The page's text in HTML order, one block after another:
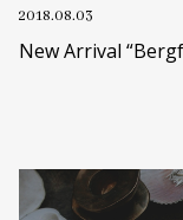
2018.08.03
New Arrival